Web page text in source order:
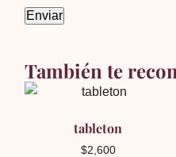
También te
tableton
$2,600